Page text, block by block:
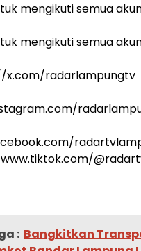
mengikuti semua
mengikuti semua
x.com/radarlampungtv
: Bangkitkan